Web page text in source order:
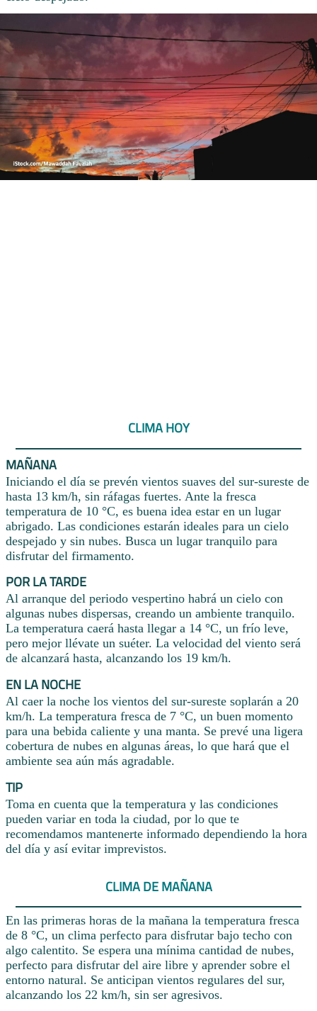
CLIMA HOY
MAÑANA
Iniciando el día se prevén vientos suaves del sur-sureste de
hasta 13 km/h, sin ráfagas fuertes. Ante la fresca
temperatura de 10 °C, es buena idea estar en un lugar
abrigado. Las condiciones estarán ideales para un cielo
despejado y sin nubes. Busca un lugar tranquilo para
disfrutar del firmamento.
POR LA TARDE
Al arranque del periodo vespertino habrá un cielo con
algunas nubes dispersas, creando un ambiente tranquilo.
La temperatura caerá hasta llegar a 14 °C, un frío leve,
pero mejor llévate un suéter. La velocidad del viento será
de alcanzará hasta, alcanzando los 19 km/h.
EN LA NOCHE
Al caer la noche los vientos del sur-sureste soplarán a 20
km/h. La temperatura fresca de 7 °C, un buen momento
para una bebida caliente y una manta. Se prevé una ligera
cobertura de nubes en algunas áreas, lo que hará que el
ambiente sea aún más agradable.
TIP
Toma en cuenta que la temperatura y las condiciones
pueden variar en toda la ciudad, por lo que te
recomendamos mantenerte informado dependiendo la hora
del día y así evitar imprevistos.
CLIMA DE MAÑANA
En las primeras horas de la mañana la temperatura fresca
de 8 °C, un clima perfecto para disfrutar bajo techo con
algo calentito. Se espera una mínima cantidad de nubes,
perfecto para disfrutar del aire libre y aprender sobre el
entorno natural. Se anticipan vientos regulares del sur,
alcanzando los 22 km/h, sin ser agresivos.